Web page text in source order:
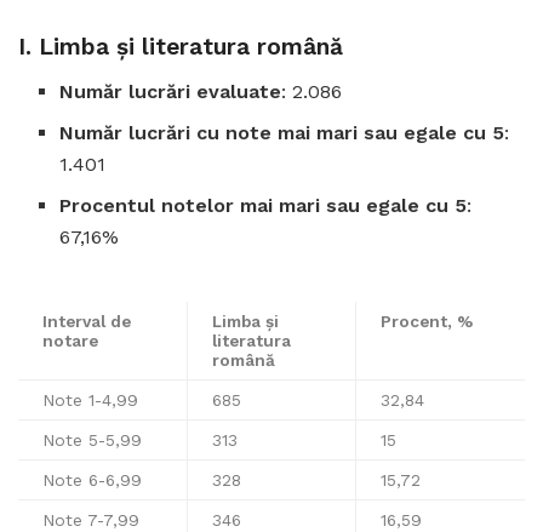
I. Limba și literatura română
Număr lucrări evaluate: 2.086
Număr lucrări cu note mai mari sau egale cu 5:
1.401
Procentul notelor mai mari sau egale cu 5:
67,16%
Interval de
notare
Limba și
literatura
română
Procent, %
Note 1-4,99 685 32,84
Note 5-5,99 313 15
Note 6-6,99 328 15,72
Note 7-7,99 346 16,59